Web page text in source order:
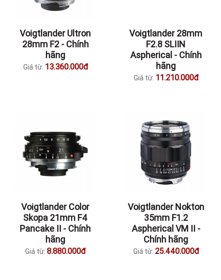
Voigtlander Ultron
28mm F2 - Chính
hãng
Giá từ: 13.360.000đ
Voigtlander 28mm
F2.8 SLIIN
Aspherical - Chính
hãng
Giá từ: 11.210.000đ
Voigtlander Color
Skopa 21mm F4
Pancake II - Chính
hãng
Giá từ: 8.880.000đ
Voigtlander Nokton
35mm F1.2
Aspherical VM II -
Chính hãng
Giá từ: 25.440.000đ